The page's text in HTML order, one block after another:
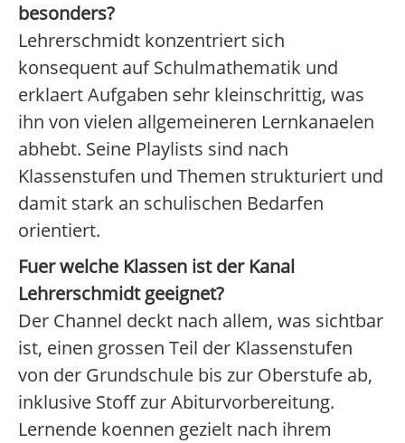
besonders?
Lehrerschmidt konzentriert sich
konsequent auf Schulmathematik und
erklaert Aufgaben sehr kleinschrittig, was
ihn von vielen allgemeineren Lernkanaelen
abhebt. Seine Playlists sind nach
Klassenstufen und Themen strukturiert und
damit stark an schulischen Bedarfen
orientiert.
Fuer welche Klassen ist der Kanal
Lehrerschmidt geeignet?
Der Channel deckt nach allem, was sichtbar
ist, einen grossen Teil der Klassenstufen
von der Grundschule bis zur Oberstufe ab,
inklusive Stoff zur Abiturvorbereitung.
Lernende koennen gezielt nach ihrem